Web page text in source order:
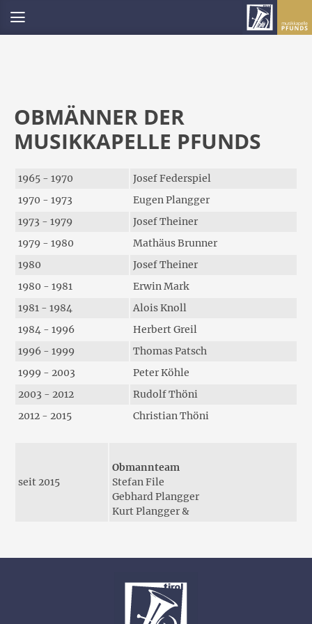
OBMÄNNER DER
MUSIKKAPELLE PFUNDS
1965 - 1970
Josef Federspiel
1970 - 1973
Eugen Plangger
1973 - 1979
Josef Theiner
1979 - 1980
Mathäus Brunner
1980
Josef Theiner
1980 - 1981
Erwin Mark
1981 - 1984
Alois Knoll
1984 - 1996
Herbert Greil
1996 - 1999
Thomas Patsch
1999 - 2003
Peter Köhle
2003 - 2012
Rudolf Thöni
2012 - 2015
Christian Thöni
seit 2015
Obmannteam
Stefan File
Gebhard Plangger
Kurt Plangger &